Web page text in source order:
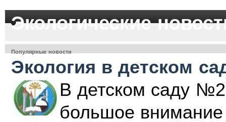
Экологические
Популярные новости
Экология в детском
В детском саду
большое внимание